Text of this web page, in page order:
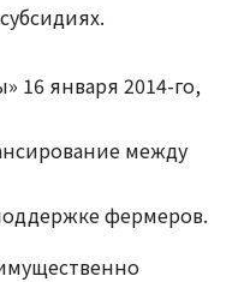
16 января 2014-го,
между
фермеров.